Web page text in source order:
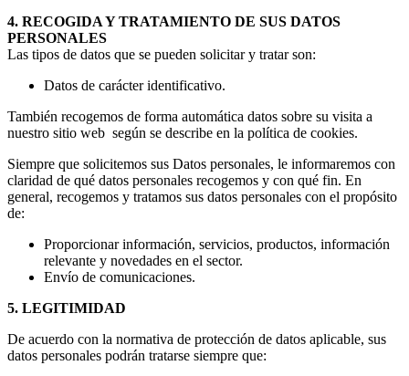
4. RECOGIDA Y TRATAMIENTO DE SUS DATOS
PERSONALES
Las tipos de datos que se pueden solicitar y tratar son:
Datos de carácter identificativo.
También recogemos de forma automática datos sobre su visita a
nuestro sitio web según se describe en la política de cookies.
Siempre que solicitemos sus Datos personales, le informaremos con
claridad de qué datos personales recogemos y con qué fin. En
general, recogemos y tratamos sus datos personales con el propósito
de:
Proporcionar información, servicios, productos, información
relevante y novedades en el sector.
Envío de comunicaciones.
5. LEGITIMIDAD
De acuerdo con la normativa de protección de datos aplicable, sus
datos personales podrán tratarse siempre que: